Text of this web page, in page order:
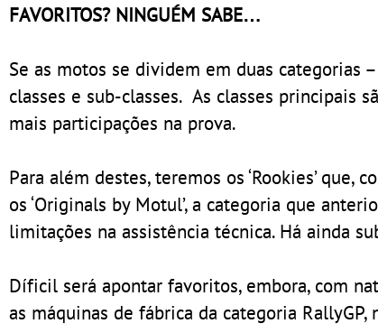
FAVORITOS? NINGUÉM SABE…
Se as motos se dividem em duas categorias
classes e sub-classes. As classes principais
mais participações na prova.
Para além destes, teremos os ‘Rookies’
os ‘Originals by Motul’, a categoria que
limitações na assistência técnica. Há ainda
Díficil será apontar favoritos, embora, com
as máquinas de fábrica da categoria